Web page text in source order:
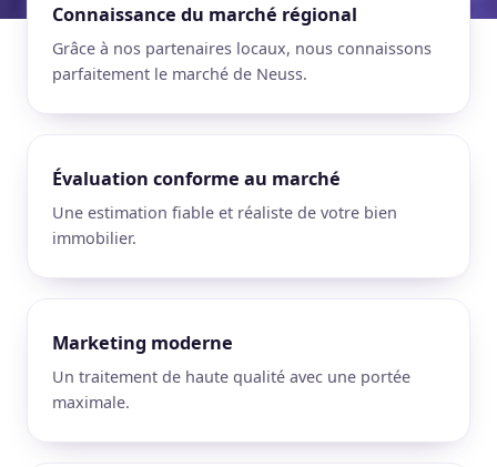
Connaissance du marché régional
Grâce à nos partenaires locaux, nous connaissons
parfaitement le marché de Neuss.
Évaluation conforme au marché
Une estimation fiable et réaliste de votre bien
immobilier.
Marketing moderne
Un traitement de haute qualité avec une portée
maximale.